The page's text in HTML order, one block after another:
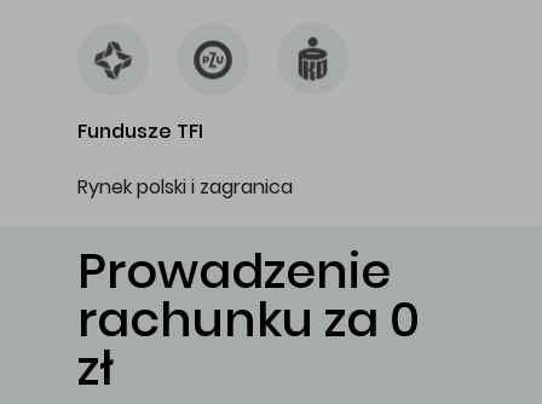
Fundusze TFI
Rynek polski i zagranica
Prowadzenie
rachunku za 0
zł